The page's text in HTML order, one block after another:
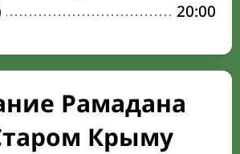
20:00
Рамадана
Крыму